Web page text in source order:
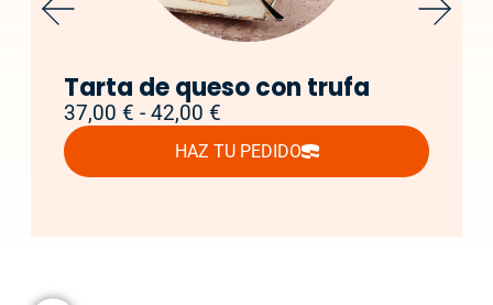
Tarta de queso con trufa
37,00 € - 42,00 €
HAZ TU PEDIDO